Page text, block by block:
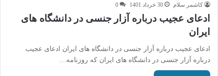
کاشمر سلام 30 خرداد 1401 0
ادعای عجیب درباره آزار جنسی در دانشگاه های
ایران
ادعای عجیب درباره آزار جنسی در دانشگاه های ایران ادعای عجیب
درباره آزار جنسی در دانشگاه های ایران که روزنامه…